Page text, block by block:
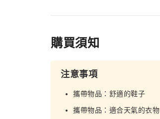
購買須知
注意事項
攜帶物品：舒適的鞋子
攜帶物品：適合天氣的衣物